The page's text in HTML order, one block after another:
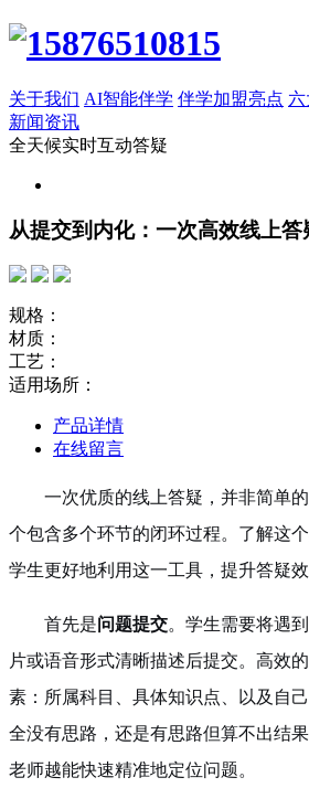
关于我们 AI智能伴学 伴学加盟亮点
新闻资讯
全天候实时互动答疑
从提交到内化：一次高效线上
规格：
材质：
工艺：
适用场所：
产品详情
在线留言
一次优质的线上答疑，并非简单
个包含多个环节的闭环过程。了解这
学生更好地利用这一工具，提升答疑效
首先是问题提交。学生需要将遇
片或语音形式清晰描述后提交。高效
素：所属科目、具体知识点、以及自
全没有思路，还是有思路但算不出结
老师越能快速精准地定位问题。